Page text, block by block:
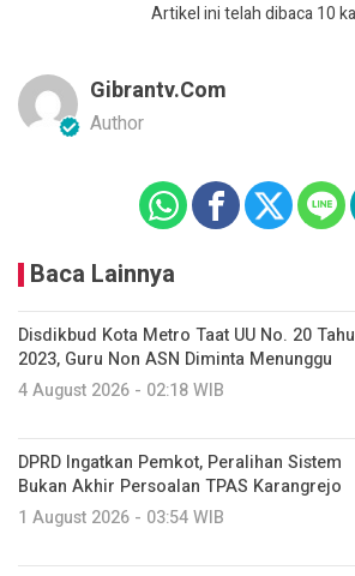
Artikel ini telah dibaca 10
Gibrantv.com
Author
Baca Lainnya
Disdikbud Kota Metro Taat UU No. 20
2023, Guru Non ASN Diminta Menunggu
4 August 2026 - 02:18 WIB
DPRD Ingatkan Pemkot, Peralihan Sistem
Bukan Akhir Persoalan TPAS Karangrejo
1 August 2026 - 03:54 WIB